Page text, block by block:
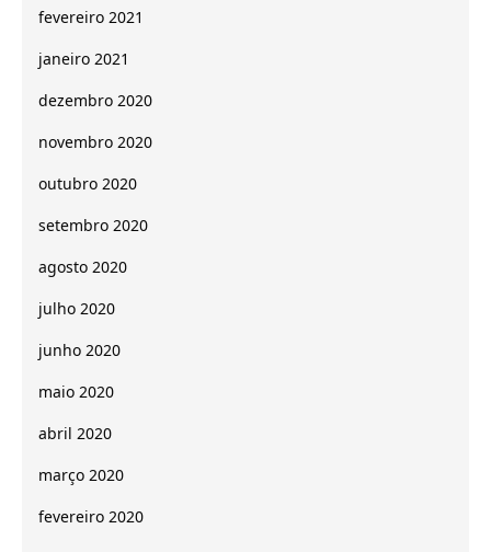
fevereiro 2021
janeiro 2021
dezembro 2020
novembro 2020
outubro 2020
setembro 2020
agosto 2020
julho 2020
junho 2020
maio 2020
abril 2020
março 2020
fevereiro 2020